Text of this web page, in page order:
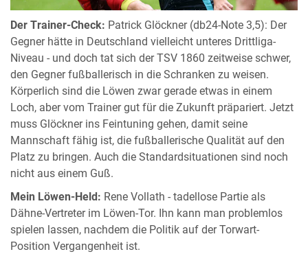
Der Trainer-Check: Patrick Glöckner (db24-Note 3,5): Der
Gegner hätte in Deutschland vielleicht unteres Drittliga-
Niveau - und doch tat sich der TSV 1860 zeitweise schwer,
den Gegner fußballerisch in die Schranken zu weisen.
Körperlich sind die Löwen zwar gerade etwas in einem
Loch, aber vom Trainer gut für die Zukunft präpariert. Jetzt
muss Glöckner ins Feintuning gehen, damit seine
Mannschaft fähig ist, die fußballerische Qualität auf den
Platz zu bringen. Auch die Standardsituationen sind noch
nicht aus einem Guß.
Mein Löwen-Held: Rene Vollath - tadellose Partie als
Dähne-Vertreter im Löwen-Tor. Ihn kann man problemlos
spielen lassen, nachdem die Politik auf der Torwart-
Position Vergangenheit ist.